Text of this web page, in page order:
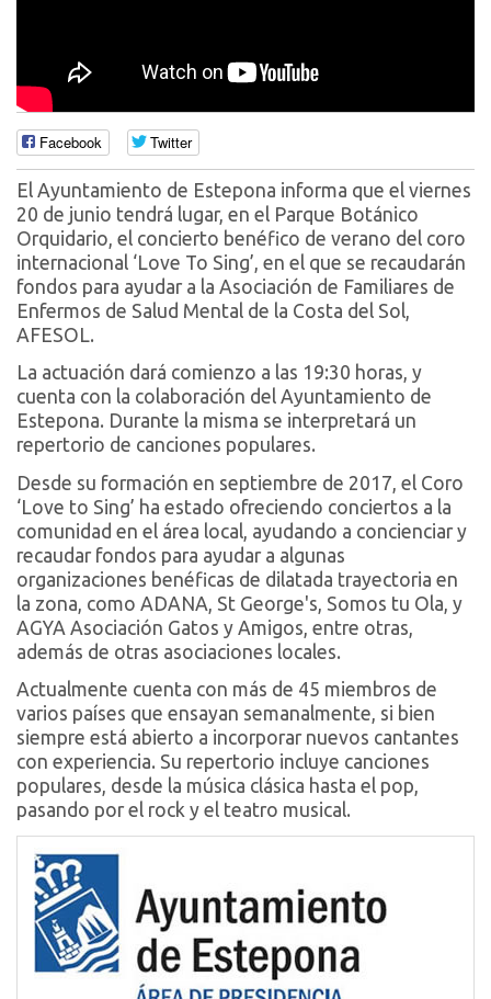
Facebook Twitter
El Ayuntamiento de Estepona informa que el viernes
20 de junio tendrá lugar, en el Parque Botánico
Orquidario, el concierto benéfico de verano del coro
internacional ‘Love To Sing’, en el que se recaudarán
fondos para ayudar a la Asociación de Familiares de
Enfermos de Salud Mental de la Costa del Sol,
AFESOL.
La actuación dará comienzo a las 19:30 horas, y
cuenta con la colaboración del Ayuntamiento de
Estepona. Durante la misma se interpretará un
repertorio de canciones populares.
Desde su formación en septiembre de 2017, el Coro
‘Love to Sing’ ha estado ofreciendo conciertos a la
comunidad en el área local, ayudando a concienciar y
recaudar fondos para ayudar a algunas
organizaciones benéficas de dilatada trayectoria en
la zona, como ADANA, St George's, Somos tu Ola, y
AGYA Asociación Gatos y Amigos, entre otras,
además de otras asociaciones locales.
Actualmente cuenta con más de 45 miembros de
varios países que ensayan semanalmente, si bien
siempre está abierto a incorporar nuevos cantantes
con experiencia. Su repertorio incluye canciones
populares, desde la música clásica hasta el pop,
pasando por el rock y el teatro musical.